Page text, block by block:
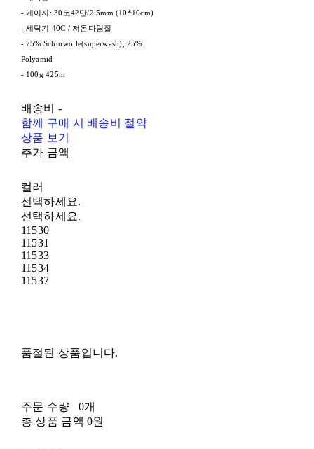
- 게이지: 30코42단/2.5mm (10*10cm)
- 세탁기 40C / 저온다림질
- 75% Schurwolle(superwash), 25%
Polyamid
- 100g 425m
배송비 -
함께 구매 시 배송비 절약
상품 보기
추가 금액
컬러
선택하세요.
선택하세요.
11530
11531
11533
11534
11537
품절된 상품입니다.
주문 수량
0개
총 상품 금액 0원